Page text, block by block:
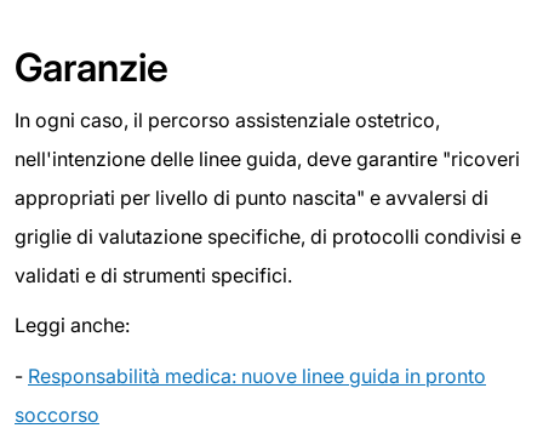
Garanzie
In ogni caso, il percorso assistenziale ostetrico,
nell'intenzione delle linee guida, deve garantire "ricoveri
appropriati per livello di punto nascita" e avvalersi di
griglie di valutazione specifiche, di protocolli condivisi e
validati e di strumenti specifici.
Leggi anche:
- Responsabilità medica: nuove linee guida in pronto
soccorso